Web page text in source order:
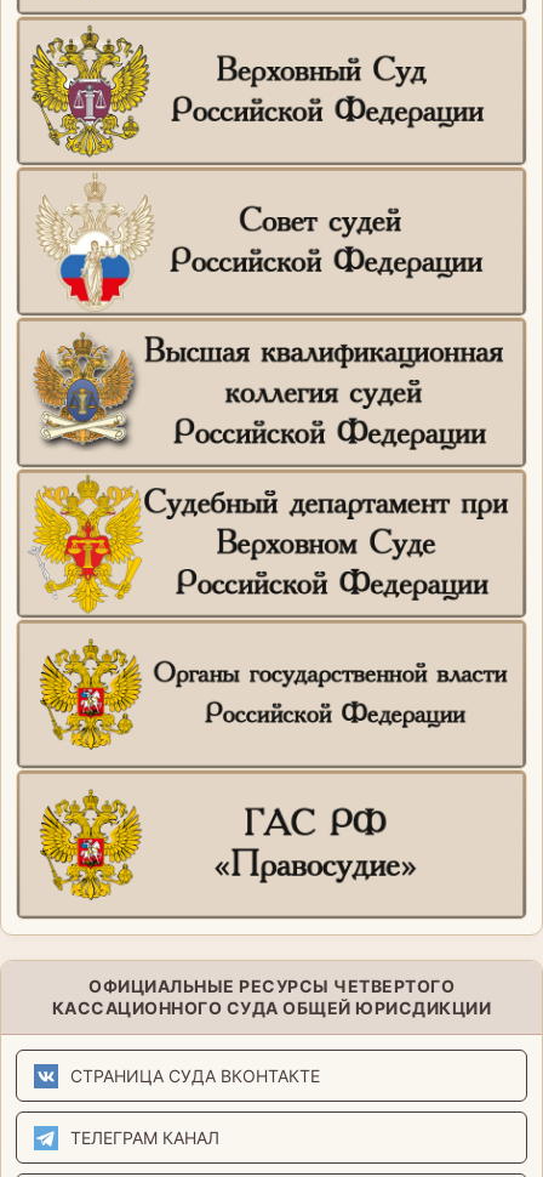
ОФИЦИАЛЬНЫЕ РЕСУРСЫ ЧЕТВЕРТОГО
КАССАЦИОННОГО СУДА ОБЩЕЙ ЮРИСДИКЦИИ
СТРАНИЦА СУДА ВКОНТАКТЕ
ТЕЛЕГРАМ КАНАЛ